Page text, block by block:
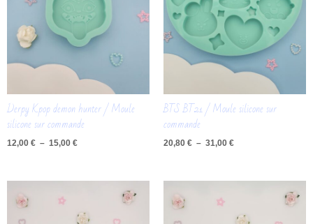
Derpy Kpop demon hunter / Moule
silicone sur commande
12,00 € – 15,00 €
BTS BT21 / Moule silicone sur
commande
20,80 € – 31,00 €